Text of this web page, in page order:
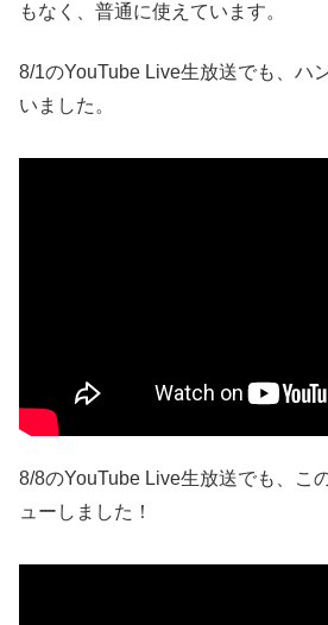
もなく、普通に使えています。
8/1のYouTube Live生放送でも、ハ
いました。
8/8のYouTube Live生放送でも、こ
ューしました！